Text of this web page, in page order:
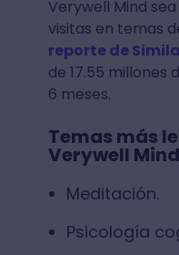
Verywell Mind
visitas en temas
reporte de
de 17.55 millones
6 meses.
Temas más
Verywell
Meditación.
Psicología